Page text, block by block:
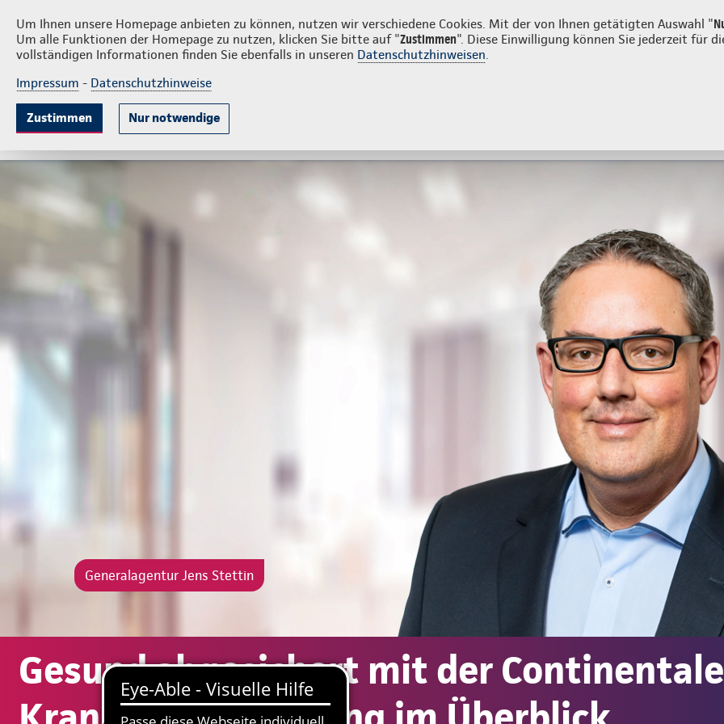
Um Ihnen unsere Homepage anbieten zu können, nutzen wir verschiedene Cookies. Mit der von Ihnen getätigten Auswahl "
Um alle Funktionen der Homepage zu nutzen, klicken Sie bitte auf "Zustimmen". Diese Einwilligung können Sie jederzeit für
vollständigen Informationen finden Sie ebenfalls in unseren Datenschutzhinweisen.
Impressum - Datenschutzhinweise
Zustimmen Nur notwendige
Jens Stettin PrivatkundenFirmenkunden
KrankenversicherungLebensversicherung
Generalagentur Jens Stettin
Gesund abgesichert mit der